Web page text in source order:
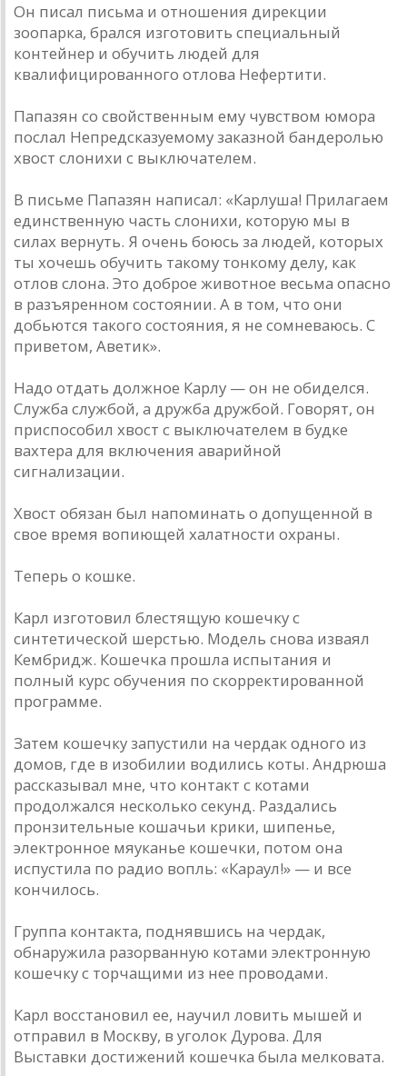
Он писал письма и отношения дирекции
зоопарка, брался изготовить специальный
контейнер и обучить людей для
квалифицированного отлова Нефертити.
Папазян со свойственным ему чувством юмора
послал Непредсказуемому заказной бандеролью
хвост слонихи с выключателем.
В письме Папазян написал: «Карлуша! Прилагаем
единственную часть слонихи, которую мы в
силах вернуть. Я очень боюсь за людей, которых
ты хочешь обучить такому тонкому делу, как
отлов слона. Это доброе животное весьма опасно
в разъяренном состоянии. А в том, что они
добьются такого состояния, я не сомневаюсь. С
приветом, Аветик».
Надо отдать должное Карлу — он не обиделся.
Служба службой, а дружба дружбой. Говорят, он
приспособил хвост с выключателем в будке
вахтера для включения аварийной
сигнализации.
Хвост обязан был напоминать о допущенной в
свое время вопиющей халатности охраны.
Теперь о кошке.
Карл изготовил блестящую кошечку с
синтетической шерстью. Модель снова изваял
Кембридж. Кошечка прошла испытания и
полный курс обучения по скорректированной
программе.
Затем кошечку запустили на чердак одного из
домов, где в изобилии водились коты. Андрюша
рассказывал мне, что контакт с котами
продолжался несколько секунд. Раздались
пронзительные кошачьи крики, шипенье,
электронное мяуканье кошечки, потом она
испустила по радио вопль: «Караул!» — и все
кончилось.
Группа контакта, поднявшись на чердак,
обнаружила разорванную котами электронную
кошечку с торчащими из нее проводами.
Карл восстановил ее, научил ловить мышей и
отправил в Москву, в уголок Дурова. Для
Выставки достижений кошечка была мелковата.